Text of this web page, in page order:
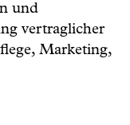
und
vertraglicher
Marketing,